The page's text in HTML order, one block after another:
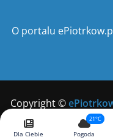
O portalu
Copyright ©
Dla Ciebie
21°C
Pogoda